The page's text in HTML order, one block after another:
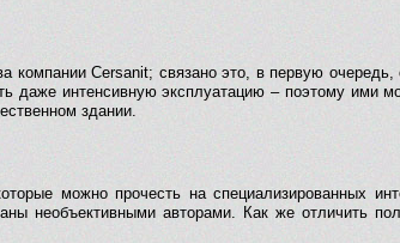
компании Сersanit; связано это, в первую очередь,
даже интенсивную эксплуатацию – поэтому ими
здании.
можно прочесть на специализированных
необъективными авторами. Как же отличить